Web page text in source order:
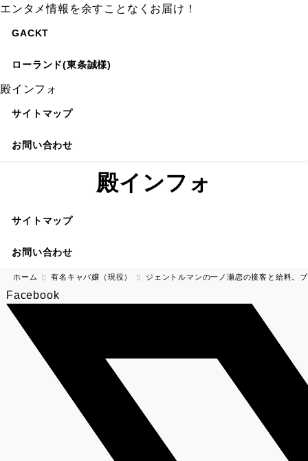
エンタメ情報を余すことなくお届け！
GACKT
ローランド(東条誠様)
殿インフォ
サイトマップ
お問い合わせ
殿インフォ
サイトマップ
お問い合わせ
ホーム 有名キャバ嬢（現役） ジェントルマンの一ノ瀬恋の接客と給料。
Facebook